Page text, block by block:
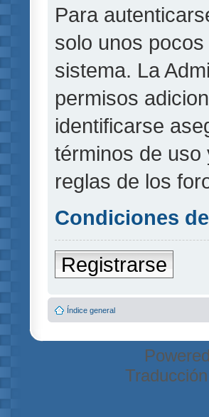
Para
solo unos
sistema. La
permisos
identificarse
términos de
reglas de los
Condiciones
Registrarse
Índice general